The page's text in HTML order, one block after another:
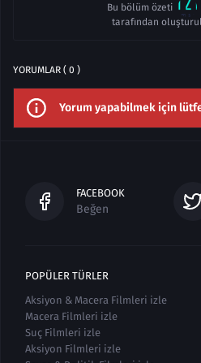
Bu bölüm özeti
tarafından
YORUMLAR ( 0 )
Yorum yapabilmek için
FACEBOOK
Beğen
POPÜLER TÜRLER
Aksiyon & Macera Filmleri izle
Macera Filmleri izle
Suç Filmleri izle
Aksiyon Filmleri izle